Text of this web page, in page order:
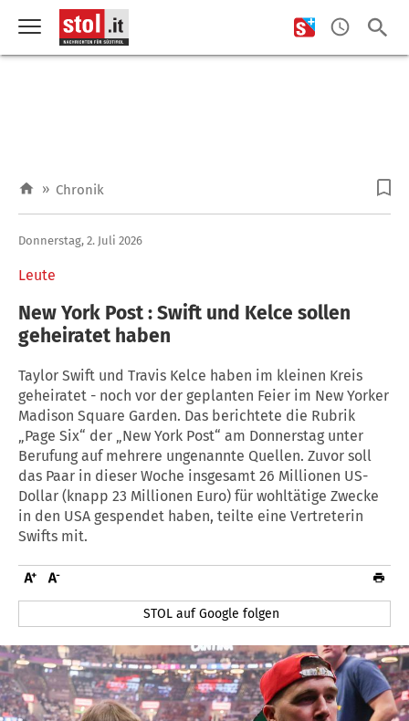
» Chronik
Leute
Donnerstag, 2. Juli 2026
New York Post : Swift und Kelce sollen
geheiratet haben
Taylor Swift und Travis Kelce haben im kleinen Kreis
geheiratet - noch vor der geplanten Feier im New Yorker
Madison Square Garden. Das berichtete die Rubrik
„Page Six“ der „New York Post“ am Donnerstag unter
Berufung auf mehrere ungenannte Quellen. Zuvor soll
das Paar in dieser Woche insgesamt 26 Millionen US-
Dollar (knapp 23 Millionen Euro) für wohltätige Zwecke
in den USA gespendet haben, teilte eine Vertreterin
Swifts mit.
STOL auf Google folgen